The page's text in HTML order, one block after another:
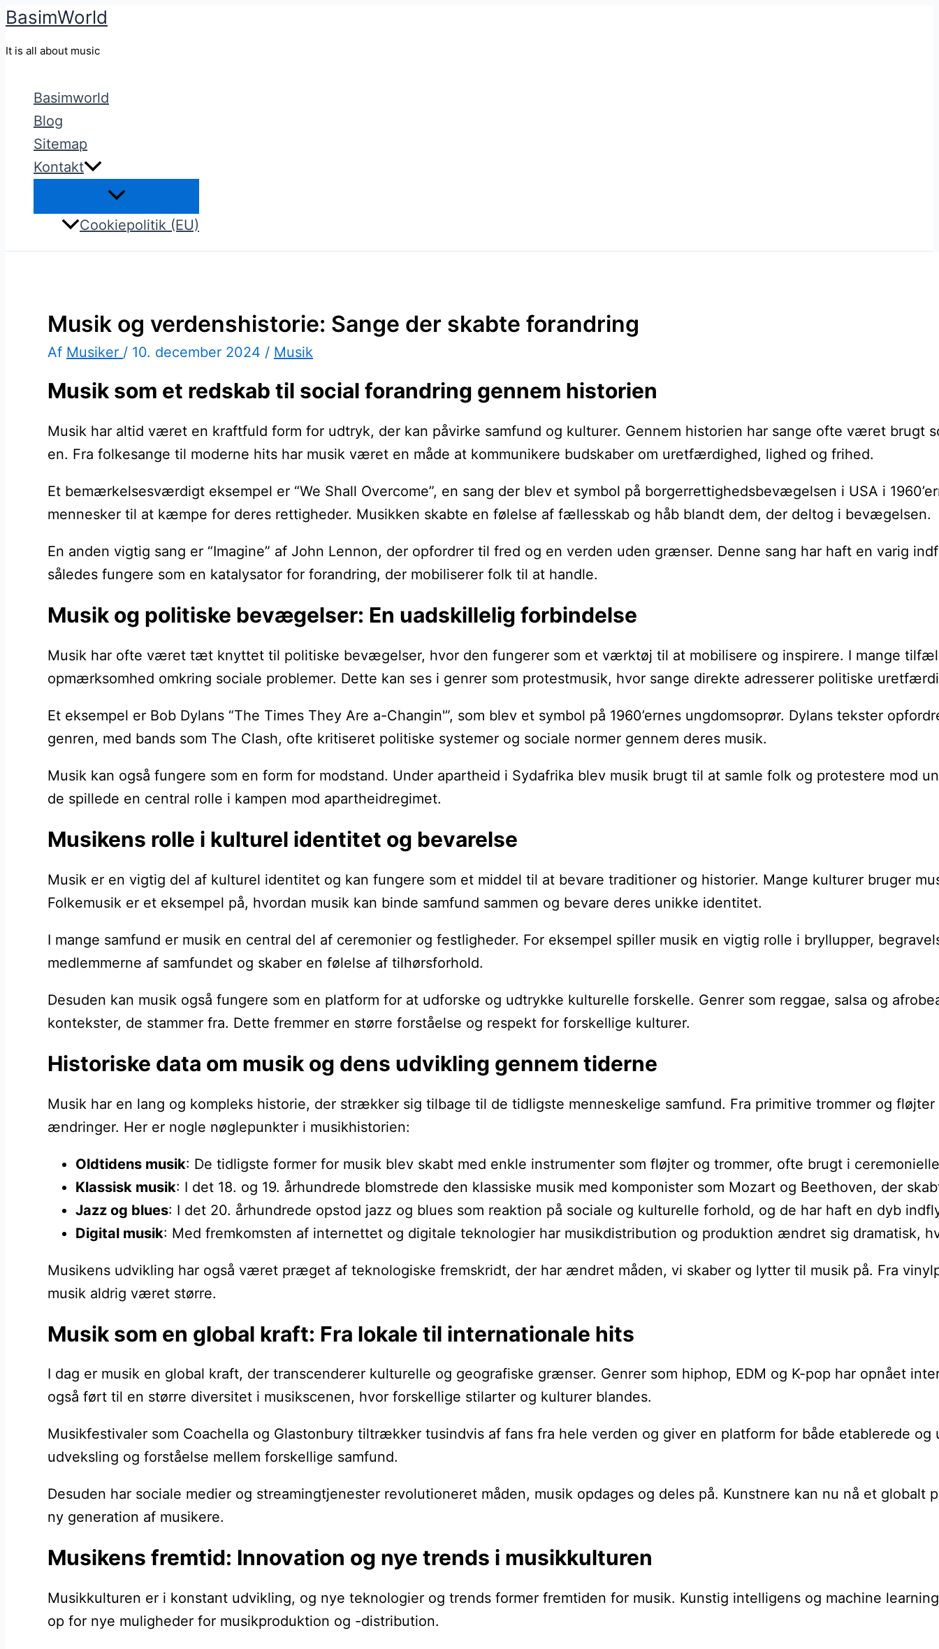
Gå
BasimWorld
It is all about music
Basimworld
Blog
Sitemap
Kontakt
Cookiepolitik (EU)
Musik og verdenshistorie: Sange der skabte forandring
Af Musiker / 10. december 2024 / Musik
Musik som et redskab til social forandring gennem historien
Musik har altid været en kraftfuld form for udtryk, der kan påvirke samfund og kulturer. Gennem historien har sange ofte været brugt
en. Fra folkesange til moderne hits har musik været en måde at kommunikere budskaber om uretfærdighed, lighed og frihed.
Et bemærkelsesværdigt eksempel er “We Shall Overcome”, en sang der blev et symbol på borgerrettighedsbevægelsen i USA i
mennesker til at kæmpe for deres rettigheder. Musikken skabte en følelse af fællesskab og håb blandt dem, der deltog i bevægelsen.
En anden vigtig sang er “Imagine” af John Lennon, der opfordrer til fred og en verden uden grænser. Denne sang har haft en varig
således fungere som en katalysator for forandring, der mobiliserer folk til at handle.
Musik og politiske bevægelser: En uadskillelig forbindelse
Musik har ofte været tæt knyttet til politiske bevægelser, hvor den fungerer som et værktøj til at mobilisere og inspirere. I mange
opmærksomhed omkring sociale problemer. Dette kan ses i genrer som protestmusik, hvor sange direkte adresserer politiske
Et eksempel er Bob Dylans “The Times They Are a-Changin'”, som blev et symbol på 1960’ernes ungdomsoprør. Dylans tekster
genren, med bands som The Clash, ofte kritiseret politiske systemer og sociale normer gennem deres musik.
Musik kan også fungere som en form for modstand. Under apartheid i Sydafrika blev musik brugt til at samle folk og protestere mod
de spillede en central rolle i kampen mod apartheidregimet.
Musikens rolle i kulturel identitet og bevarelse
Musik er en vigtig del af kulturel identitet og kan fungere som et middel til at bevare traditioner og historier. Mange kulturer bruger
Folkemusik er et eksempel på, hvordan musik kan binde samfund sammen og bevare deres unikke identitet.
I mange samfund er musik en central del af ceremonier og festligheder. For eksempel spiller musik en vigtig rolle i bryllupper,
medlemmerne af samfundet og skaber en følelse af tilhørsforhold.
Desuden kan musik også fungere som en platform for at udforske og udtrykke kulturelle forskelle. Genrer som reggae, salsa og
kontekster, de stammer fra. Dette fremmer en større forståelse og respekt for forskellige kulturer.
Historiske data om musik og dens udvikling gennem tiderne
Musik har en lang og kompleks historie, der strækker sig tilbage til de tidligste menneskelige samfund. Fra primitive trommer og
ændringer. Her er nogle nøglepunkter i musikhistorien:
Oldtidens musik: De tidligste former for musik blev skabt med enkle instrumenter som fløjter og trommer, ofte brugt i
Klassisk musik: I det 18. og 19. århundrede blomstrede den klassiske musik med komponister som Mozart og Beethoven, der
Jazz og blues: I det 20. århundrede opstod jazz og blues som reaktion på sociale og kulturelle forhold, og de har haft en dyb
Digital musik: Med fremkomsten af internettet og digitale teknologier har musikdistribution og produktion ændret sig dramatisk,
Musikens udvikling har også været præget af teknologiske fremskridt, der har ændret måden, vi skaber og lytter til musik på. Fra
musik aldrig været større.
Musik som en global kraft: Fra lokale til internationale hits
I dag er musik en global kraft, der transcenderer kulturelle og geografiske grænser. Genrer som hiphop, EDM og K-pop har opnået
også ført til en større diversitet i musikscenen, hvor forskellige stilarter og kulturer blandes.
Musikfestivaler som Coachella og Glastonbury tiltrækker tusindvis af fans fra hele verden og giver en platform for både etablerede
udveksling og forståelse mellem forskellige samfund.
Desuden har sociale medier og streamingtjenester revolutioneret måden, musik opdages og deles på. Kunstnere kan nu nå et
ny generation af musikere.
Musikens fremtid: Innovation og nye trends i musikkulturen
Musikkulturen er i konstant udvikling, og nye teknologier og trends former fremtiden for musik. Kunstig intelligens og machine
op for nye muligheder for musikproduktion og -distribution.